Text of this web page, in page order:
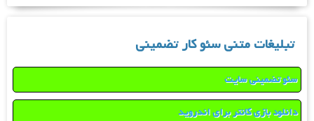
تبلیغات متنی سئو کار تضمینی
سئو تضمینی سایت
دانلود بازی کانتر برای اندروید